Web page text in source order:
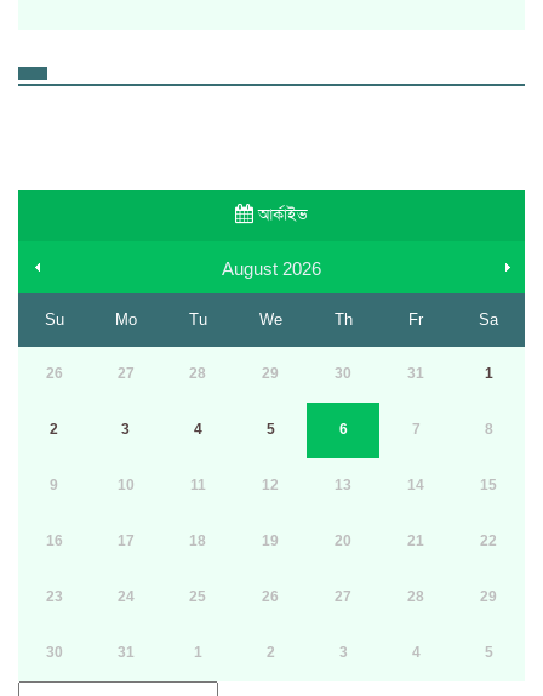
আর্কাইভ
August 2026
Su Mo Tu We Th Fr Sa
26 27 28 29 30 31 1
2 3 4 5 6 7 8
9 10 11 12 13 14 15
16 17 18 19 20 21 22
23 24 25 26 27 28 29
30 31 1 2 3 4 5